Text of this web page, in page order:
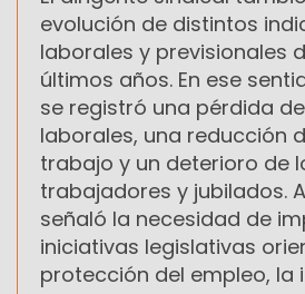
evolución de distintos
laborales y previsionales
últimos años. En ese
se registró una pérdida
laborales, una reducción
trabajo y un deterioro de
trabajadores y jubilados.
señaló la necesidad de
iniciativas legislativas
protección del empleo, la